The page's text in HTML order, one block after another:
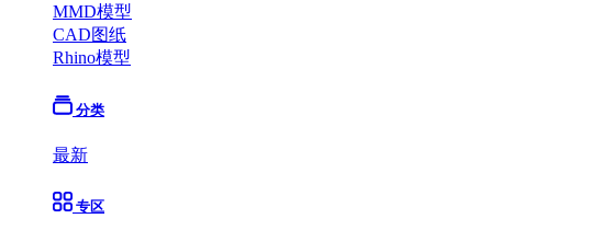
MMD模型
CAD图纸
Rhino模型
分类
最新
专区